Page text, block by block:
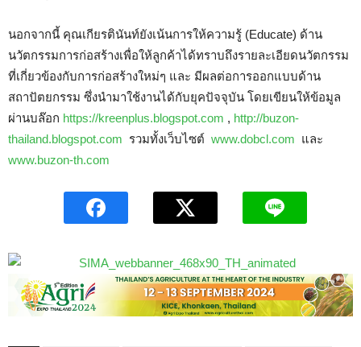
นอกจากนี้ คุณเกียรตินันท์ยังเน้นการให้ความรู้ (Educate) ด้าน
นวัตกรรมการก่อสร้างเพื่อให้ลูกค้าได้ทราบถึงรายละเอียดนวัตกรรม
ที่เกี่ยวข้องกับการก่อสร้างใหม่ๆ และ มีผลต่อการออกแบบด้าน
สถาปัตยกรรม ซึ่งนำมาใช้งานได้กับยุคปัจจุบัน โดยเขียนให้ข้อมูล
ผ่านบล๊อก https://kreenplus.blogspot.com , http://buzon-
thailand.blogspot.com รวมทั้งเว็บไซต์ www.dobcl.com และ
www.buzon-th.com